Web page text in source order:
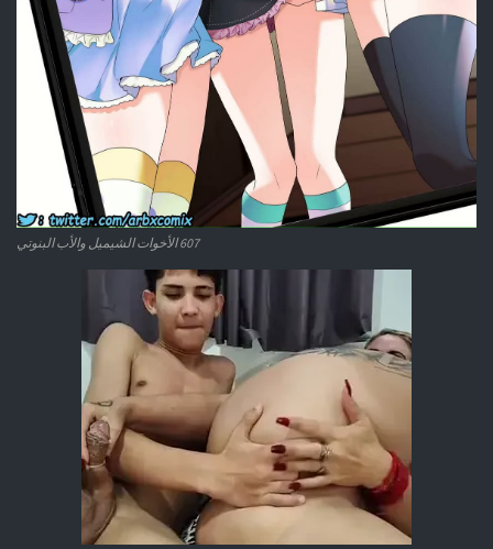
607 الأخوات الشيميل والأب البنوتي